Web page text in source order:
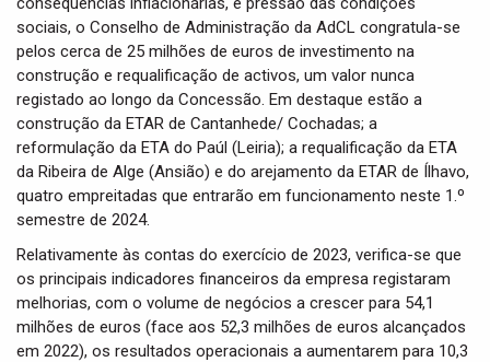
sociais, o Conselho de Administração da AdCL congratula-se
pelos cerca de 25 milhões de euros de investimento na
construção e requalificação de activos, um valor nunca
registado ao longo da Concessão. Em destaque estão a
construção da ETAR de Cantanhede/ Cochadas; a
reformulação da ETA do Paúl (Leiria); a requalificação da ETA
da Ribeira de Alge (Ansião) e do arejamento da ETAR de Ílhavo,
quatro empreitadas que entrarão em funcionamento neste 1.º
semestre de 2024.
Relativamente às contas do exercício de 2023, verifica-se que
os principais indicadores financeiros da empresa registaram
melhorias, com o volume de negócios a crescer para 54,1
milhões de euros (face aos 52,3 milhões de euros alcançados
em 2022), os resultados operacionais a aumentarem para 10,3